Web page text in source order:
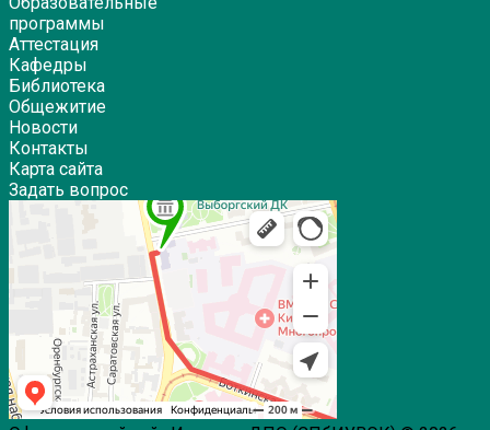
программы
Аттестация
Кафедры
Библиотека
Общежитие
Новости
Контакты
Карта сайта
Задать вопрос